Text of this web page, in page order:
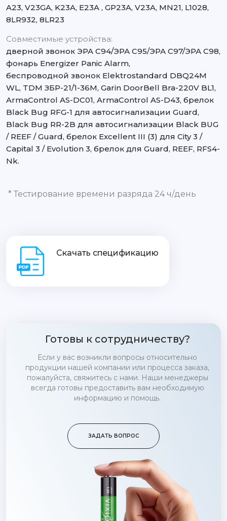
A23, V23GA, K23A, E23A , GP23A, V23A, MN21, L1028,
8LR932, 8LR23
Совместимые устройства:
дверной звонок ЭРА C94/ЭРА C95/ЭРА C97/ЭРА C98,
фонарь Energizer Panic Alarm,
беспроводной звонок Elektrostandard DBQ24M
WL, TDM ЗБР-21/1-36М, Garin DoorBell Bra-220V BL1,
ArmaControl AS-DC01, ArmaControl AS-D43, брелок
Black Bug RFG-1 для автосигнализации Guard,
Black Bug RR-2B для автосигнализации Black BUG
/ REEF / Guard, брелок Excellent III (3) для City 3 /
Capital 3 / Evolution 3, брелок для Guard, REEF, RFS4-
Nk.
* Тестирование времени разряда 24 ч/день
Скачать спецификацию
Готовы к сотрудничеству?
Если у вас возникли вопросы относительно
продукции нашей компании или процесса заказа,
пожалуйста, свяжитесь с нами. Наши менеджеры
всегда готовы предоставить вам необходимую
информацию и помощь.
ЗАДАТЬ ВОПРОС